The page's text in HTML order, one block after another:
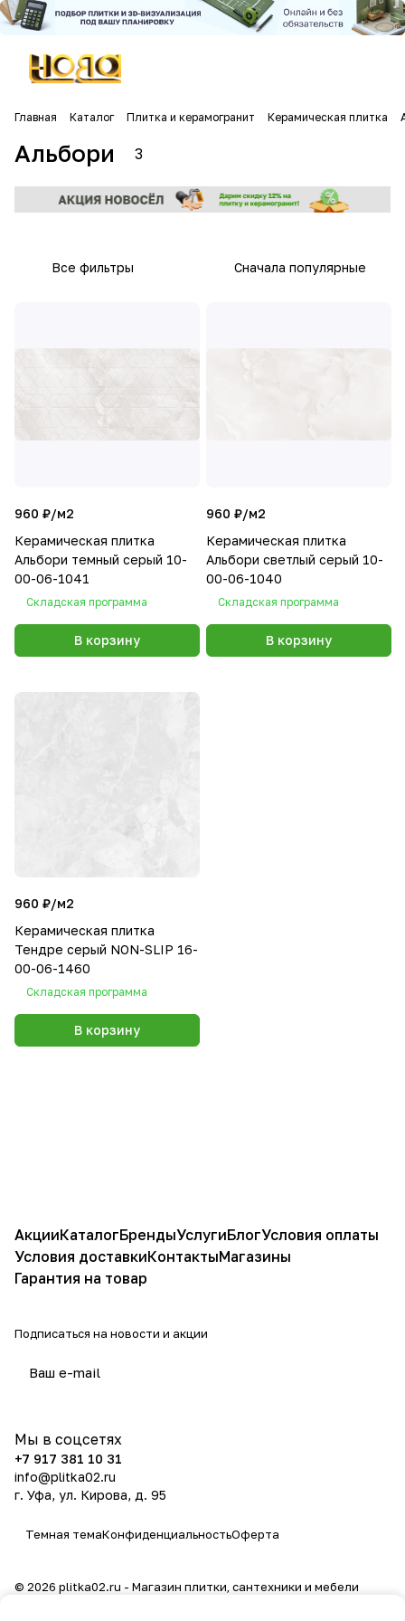
Главная Каталог Плитка и керамогранит Керамическая плитка
Альбори 3
Все фильтры Сначала популярные
960 ₽/м2
Керамическая плитка
Альбори темный серый 10-
00-06-1041
Складская программа
В корзину
960 ₽/м2
Керамическая плитка
Альбори светлый серый 10-
00-06-1040
Складская программа
В корзину
960 ₽/м2
Керамическая плитка
Тендре серый NON-SLIP 16-
00-06-1460
Складская программа
В корзину
АкцииКаталогБрендыУслугиБлогУсловия оплаты
Условия доставкиКонтактыМагазины
Гарантия на товар
Подписаться на новости и акции
Мы в соцсетях
+7 917 381 10 31
info@plitka02.ru
г. Уфа, ул. Кирова, д. 95
Темная темаКонфиденциальностьОферта
© 2026 plitka02.ru - Магазин плитки, сантехники и мебели